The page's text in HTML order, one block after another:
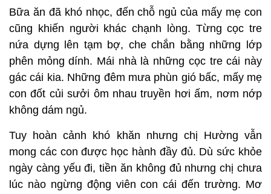
Bữa ăn đã khó nhọc, đến chỗ ngủ của mấy mẹ con
cũng khiến người khác chạnh lòng. Từng cọc tre
nứa dựng lên tạm bợ, che chắn bằng những lớp
phên mỏng dính. Mái nhà là những cọc tre cái này
gác cái kia. Những đêm mưa phùn gió bấc, mấy mẹ
con đốt củi sưởi ôm nhau truyền hơi ấm, nơm nớp
không dám ngủ.
Tuy hoàn cảnh khó khăn nhưng chị Hường vẫn
mong các con được học hành đầy đủ. Dù sức khỏe
ngày càng yếu đi, tiền ăn không đủ nhưng chị chưa
lúc nào ngừng động viên con cái đến trường. Mơ